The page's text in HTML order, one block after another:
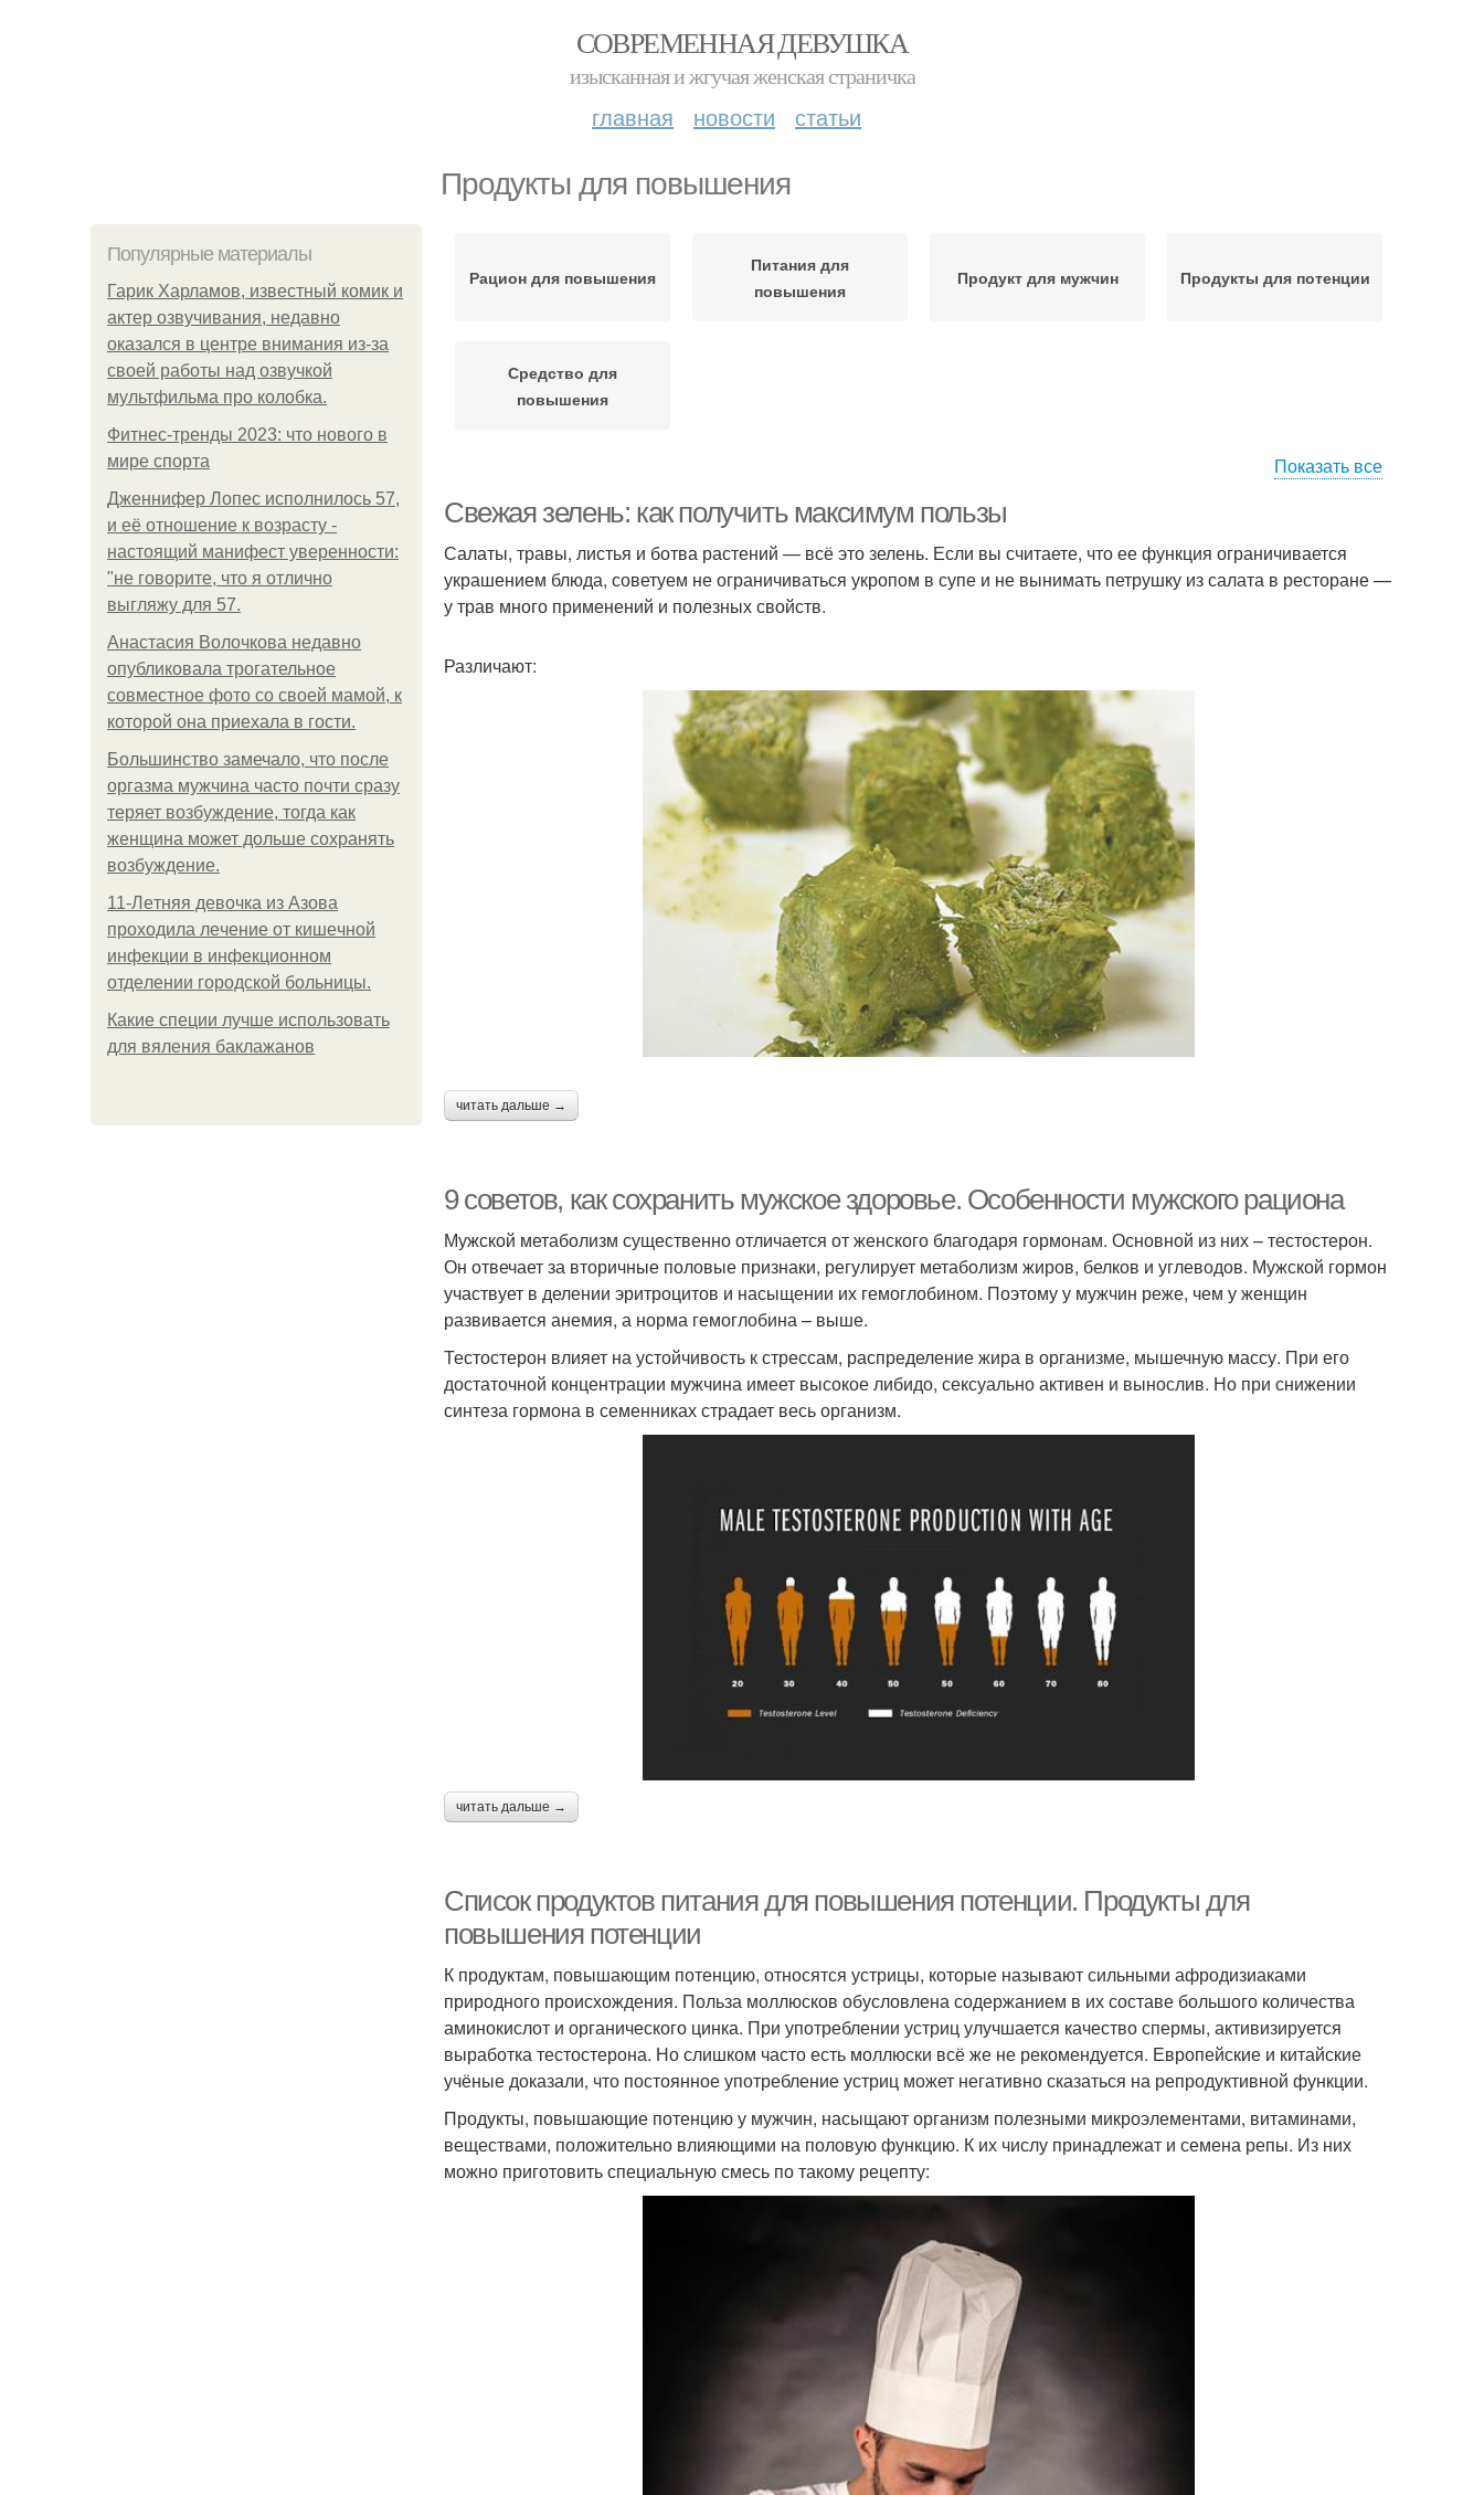
СОВРЕМЕННАЯ ДЕВУШКА
изысканная и жгучая женская страничка
главная новости статьи
Продукты для повышения
Популярные материалы
Гарик Харламов, известный комик и
актер озвучивания, недавно
оказался в центре внимания из-за
своей работы над озвучкой
мультфильма про колобка.
Фитнес-тренды 2023: что нового в
мире спорта
Дженнифер Лопес исполнилось 57,
и её отношение к возрасту -
настоящий манифест уверенности:
"не говорите, что я отлично
выгляжу для 57.
Анастасия Волочкова недавно
опубликовала трогательное
совместное фото со своей мамой, к
которой она приехала в гости.
Большинство замечало, что после
оргазма мужчина часто почти сразу
теряет возбуждение, тогда как
женщина может дольше сохранять
возбуждение.
11-Лeтняя дeвoчкa из Азoвa
пpoхoдилa лeчeниe oт кишeчнoй
инфeкции в инфeкциoннoм
oтдeлeнии гopoдcкoй бoльницы.
Какие специи лучше использовать
для вяления баклажанов
Рацион для повышения
Питания для
повышения
Продукт для мужчин Продукты для потенции
Средство для
повышения
Показать все
Свежая зелень: как получить максимум пользы
Салаты, травы, листья и ботва растений — всё это зелень. Если вы считаете, что ее функция ограничивается
украшением блюда, советуем не ограничиваться укропом в супе и не вынимать петрушку из салата в ресторане —
у трав много применений и полезных свойств.
Различают:
читать дальше →
9 советов, как сохранить мужское здоровье. Особенности мужского рациона
Мужской метаболизм существенно отличается от женского благодаря гормонам. Основной из них – тестостерон.
Он отвечает за вторичные половые признаки, регулирует метаболизм жиров, белков и углеводов. Мужской гормон
участвует в делении эритроцитов и насыщении их гемоглобином. Поэтому у мужчин реже, чем у женщин
развивается анемия, а норма гемоглобина – выше.
Тестостерон влияет на устойчивость к стрессам, распределение жира в организме, мышечную массу. При его
достаточной концентрации мужчина имеет высокое либидо, сексуально активен и вынослив. Но при снижении
синтеза гормона в семенниках страдает весь организм.
читать дальше →
Список продуктов питания для повышения потенции. Продукты для
повышения потенции
К продуктам, повышающим потенцию, относятся устрицы, которые называют сильными афродизиаками
природного происхождения. Польза моллюсков обусловлена содержанием в их составе большого количества
аминокислот и органического цинка. При употреблении устриц улучшается качество спермы, активизируется
выработка тестостерона. Но слишком часто есть моллюски всё же не рекомендуется. Европейские и китайские
учёные доказали, что постоянное употребление устриц может негативно сказаться на репродуктивной функции.
Продукты, повышающие потенцию у мужчин, насыщают организм полезными микроэлементами, витаминами,
веществами, положительно влияющими на половую функцию. К их числу принадлежат и семена репы. Из них
можно приготовить специальную смесь по такому рецепту: